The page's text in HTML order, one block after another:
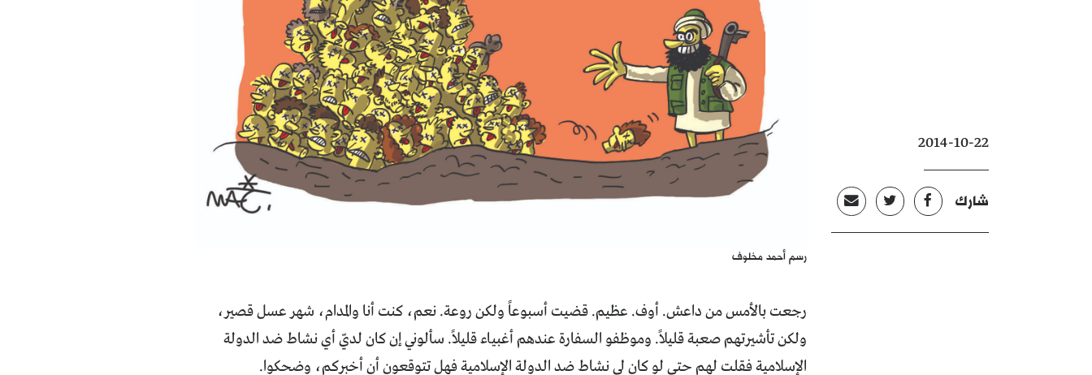
2014-10-22
شارك
رسم أحمد مخلوف
رجعت بالأمس من داعش. أوف. عظيم. قضيت أسبوعاً ولكن روعة. نعم، كنت أنا والمدام، شهر عسل قصير،
ولكن تأشيرتهم صعبة قليلاً. وموظفو السفارة عندهم أغبياء قليلاً. سألوني إن كان لديّ أي نشاط ضد الدولة
الإسلامية فقلت لهم حتى لو كان لي نشاط ضد الدولة الإسلامية فهل تتوقعون أن أخبركم، وضحكوا.